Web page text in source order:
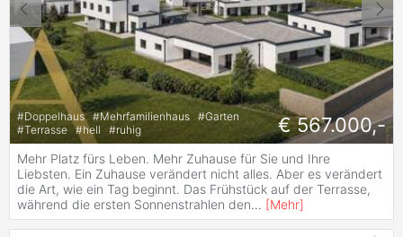
#Doppelhaus #Mehrfamilienhaus #Garten
#Terrasse #hell #ruhig € 567.000,-
Mehr Platz fürs Leben. Mehr Zuhause für Sie und Ihre
Liebsten. Ein Zuhause verändert nicht alles. Aber es verändert
die Art, wie ein Tag beginnt. Das Frühstück auf der Terrasse,
während die ersten Sonnenstrahlen den... [Mehr]